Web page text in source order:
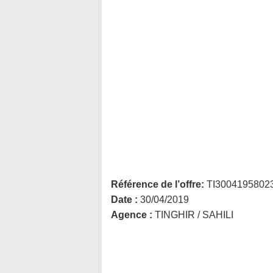
Référence de l’offre:
Date : 30/04/2019
Agence : TINGHIR / SAHILI